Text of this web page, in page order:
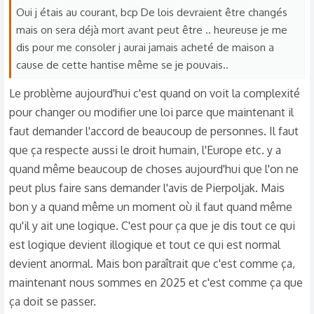
insalubre. Donc c'était une parenthèse sur ce sujet-là. On
pourrait en discuter longuement mais aujourd'hui moi je ne
comprends pas comment on peut laisser des personnes
des squatters, s'incruster chez vous, sans qu'il soit inquiété
de quoi que ce soit.
s
:
Oui j étais au courant, bcp De lois devraient être changés
mais on sera déjà mort avant peut être .. heureuse je me
dis pour me consoler j aurai jamais acheté de maison a
cause de cette hantise même se je pouvais..
Le problème aujourd'hui c'est quand on voit la complexité
pour changer ou modifier une loi parce que maintenant il
faut demander l'accord de beaucoup de personnes. Il faut
que ça respecte aussi le droit humain, l'Europe etc. y a
quand même beaucoup de choses aujourd'hui que l'on ne
peut plus faire sans demander l'avis de Pierpoljak. Mais
bon y a quand même un moment où il faut quand même
qu'il y ait une logique. C'est pour ça que je dis tout ce qui
est logique devient illogique et tout ce qui est normal
devient anormal. Mais bon paraîtrait que c'est comme ça,
maintenant nous sommes en 2025 et c'est comme ça que
ça doit se passer.